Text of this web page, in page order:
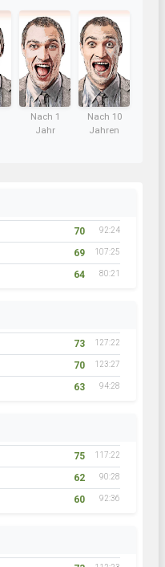
Nach 1
Jahr
Nach 10
Jahren
70 92:24
69 107:25
64 80:21
73 127:22
70 123:27
63 94:28
75 117:22
62 90:28
60 92:36